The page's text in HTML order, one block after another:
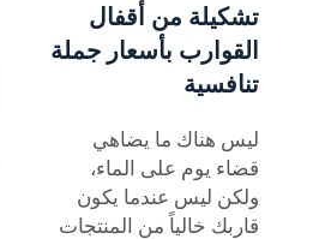
تشكيلة من أقفال
القوارب بأسعار جملة
تنافسية
ليس هناك ما يضاهي
قضاء يوم على الماء،
ولكن ليس عندما يكون
قاربك خالياً من المنتجات